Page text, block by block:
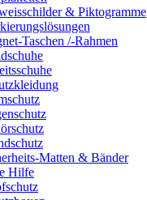
& Piktogramme
Taschen /-Rahmen
Matten & Bänder
Hilfe